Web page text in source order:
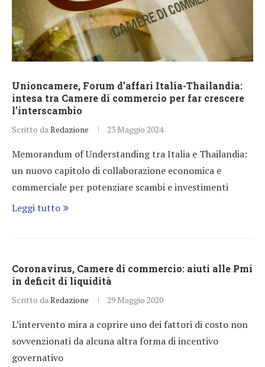
Unioncamere, Forum d’affari Italia-Thailandia:
intesa tra Camere di commercio per far crescere
l’interscambio
Scritto da Redazione 23 Maggio 2024
Memorandum of Understanding tra Italia e Thailandia:
un nuovo capitolo di collaborazione economica e
commerciale per potenziare scambi e investimenti
Leggi tutto
Coronavirus, Camere di commercio: aiuti alle Pmi
in deficit di liquidità
Scritto da Redazione 29 Maggio 2020
L’intervento mira a coprire uno dei fattori di costo non
sovvenzionati da alcuna altra forma di incentivo
governativo